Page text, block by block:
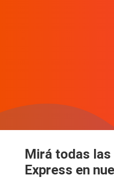
Mirá todas
Express en